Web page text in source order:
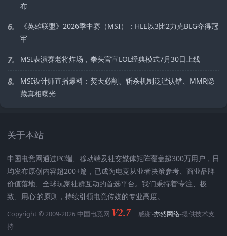
布
6.
《英雄联盟》2026季中赛（MSI）：HLE以3比2力克BLG夺得冠
军
7. MSI表演赛老将炸场，拳头官宣LOL经典模式7月30日上线
8.
MSI设计师直播爆料：焚天必削、斩杀机制泛滥认错、MMR隐
藏真相曝光
关于本站
中国电竞网通过PC端、移动端及社交媒体矩阵覆盖超300万用户，日
均发布原创内容超200+篇，已成为电竞从业者决策参考、商业品牌
价值落地、全球玩家社群互动的首选平台。我们秉持着’专注、极
致、用心‘的原则，持续引领电竞传媒的专业高度。
Copyright © 2009-2026 中国电竞网 V2.7 感谢-亦然网络-提供技术支
持